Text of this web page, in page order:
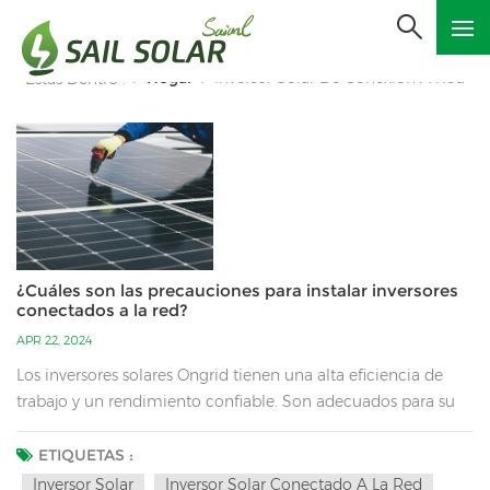
Estás Dentro : Hogar Inversor Solar De Conexión A Red
¿Cuáles son las precauciones para instalar inversores
conectados a la red?
APR 22, 2024
Los inversores solares Ongrid tienen una alta eficiencia de
trabajo y un rendimiento confiable. Son adecuados para su
instalación en áreas remotas donde no hay nadie de
mantenimiento o de servicio. Pueden maximizar el uso de la
energía solar, mejorando así la eficiencia del sistema. A
ETIQUETAS :
Inversor Solar
Inversor Solar Conectado A La Red